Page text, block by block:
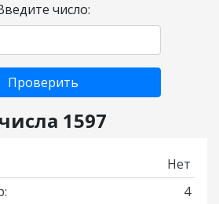
число:
Проверить
1597
Нет
4